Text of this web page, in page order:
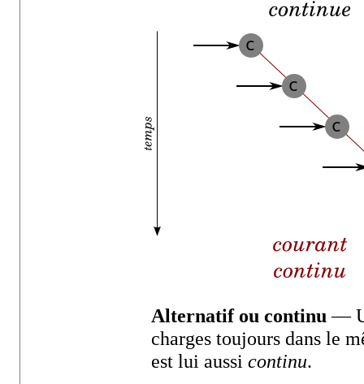
Alternatif ou continu —
charges toujours dans le
est lui aussi continu.